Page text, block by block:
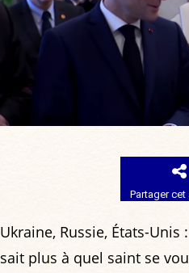
Partager cet
Ukraine, Russie, États-
sait plus à quel saint se